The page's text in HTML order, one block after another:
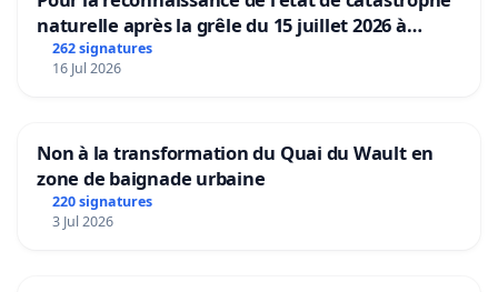
naturelle après la grêle du 15 juillet 2026 à
Aubenas et ses alentours
262 signatures
16 Jul 2026
Non à la transformation du Quai du Wault en
zone de baignade urbaine
220 signatures
3 Jul 2026